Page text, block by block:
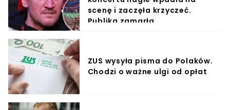
scenę i zaczęła krzyczeć.
Publika zamarła
ZUS wysyła pisma do Polaków.
Chodzi o ważne ulgi od opłat